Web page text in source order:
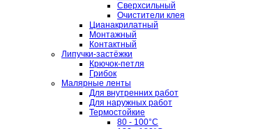
Сверхсильный
Очистители клея
Цианакрилатный
Монтажный
Контактный
Липучки-застёжки
Крючок-петля
Грибок
Малярные ленты
Для внутренних работ
Для наружных работ
Термостойкие
80 - 100°C